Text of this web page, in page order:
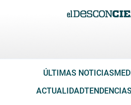
ÚLTIMAS NOTICIAS
ACTUALIDADTENDENCIAS